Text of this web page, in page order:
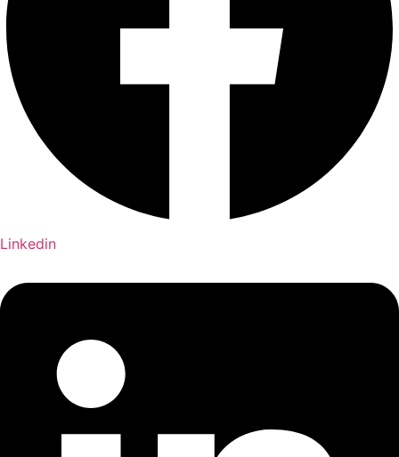
Linkedin